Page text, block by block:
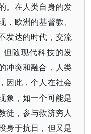
。在人类自身的发
欧洲的基督教、
发达的时代，交流
随现代科技的发
冲突和融合，人类
因此，个人在社会
象，如一个可能是
徒，参与救济穷人
身于抗日，但又是